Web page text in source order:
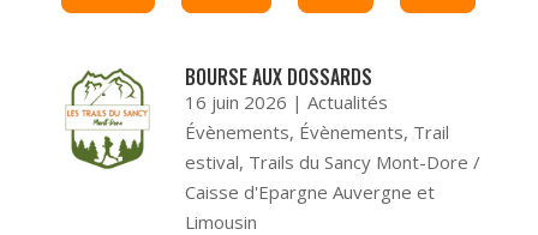
BOURSE AUX DOSSARDS
16 juin 2026 |Actualités
Évènements, Évènements, Trail
estival, Trails du Sancy Mont-Dore /
Caisse d'Epargne Auvergne et
Limousin